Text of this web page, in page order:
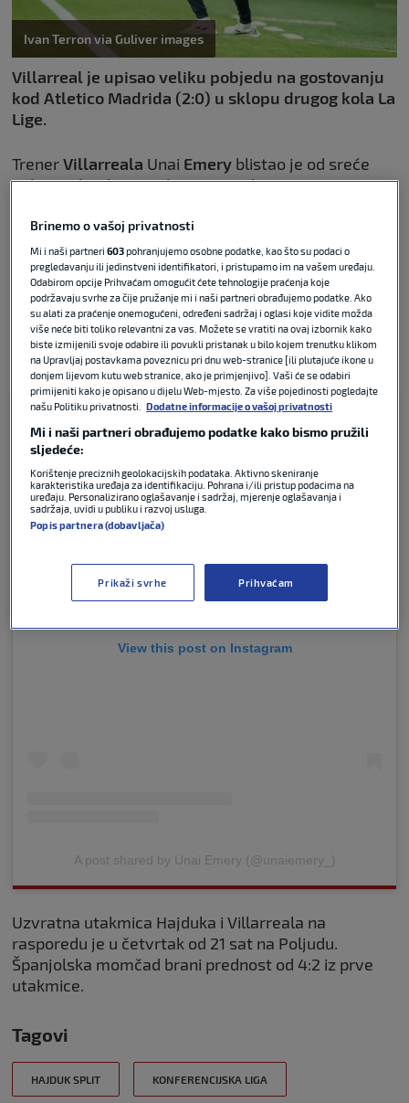
Ivan Terron via Guliver images
Villarreal je upisao veliku pobjedu na gostovanju
kod Atletico Madrida (2:0) u sklopu drugog kola La
Lige.
TrenerVillarreala Unai Emery blistao je od sreće
nakon pobjede, a poslao je i poruku putem
“Kući se vraćamo s osmijehom. Svaka pobjeda
vrijedi tri boda, ali pobjeda protiv teškog rivala, na
jednom od najtežih stadiona na svijetu čini nas vrlo
sretnim. Nadam ste da ste ponosni na igrače i svoj
klub. Sada puno koncentracije na ono što dolazi!
Samo naprijed“, rekao je Emery.
View this post on Instagram
A post shared by Unai Emery (@unaiemery_)
Uzvratna utakmica Hajduka i Villarreala na
rasporedu je u četvrtak od 21 sat na Poljudu.
Španjolska momčad brani prednost od 4:2 iz prve
utakmice.
Tagovi
HAJDUK SPLIT KONFERENCIJSKA LIGA
Brinemo o vašoj privatnosti
Mi i naši partneri603pohranjujemo osobne podatke, kao što su podaci o
pregledavanju ili jedinstveni identifikatori, i pristupamo im na vašem uređaju.
Odabirom opcije Prihvaćam omogućit ćete tehnologije praćenja koje
podržavaju svrhe za čije pružanje mi i naši partneri obrađujemo podatke. Ako
su alati za praćenje onemogućeni, određeni sadržaj i oglasi koje vidite možda
više neće biti toliko relevantni za vas. Možete se vratiti na ovaj izbornik kako
biste izmijenili svoje odabire ili povukli pristanak u bilo kojem trenutku klikom
na Upravljaj postavkama poveznicu pri dnu web-stranice [ili plutajuće ikone u
donjem lijevom kutu web stranice, ako je primjenjivo]. Vaši će se odabiri
primijeniti kako je opisano u dijelu Web-mjesto. Za više pojedinosti pogledajte
našu Politiku privatnosti.
Dodatne informacije o vašoj privatnosti
Mi i naši partneri obrađujemo podatke kako bismo pružili
sljedeće:
Korištenje preciznih geolokacijskih podataka. Aktivno skeniranje
karakteristika uređaja za identifikaciju. Pohrana i/ili pristup podacima na
uređaju. Personalizirano oglašavanje i sadržaj, mjerenje oglašavanja i
sadržaja, uvidi u publiku i razvoj usluga.
Popis partnera (dobavljača)
Prikaži svrhe Prihvaćam